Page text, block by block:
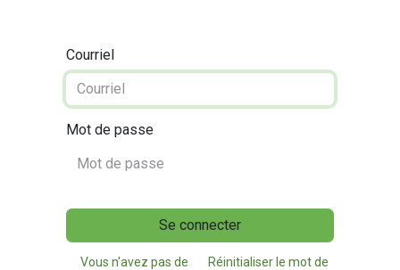
Courriel
Mot de passe
Se connecter
Vous n'avez pas de
Réinitialiser le mot de